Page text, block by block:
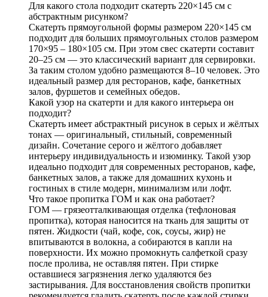
Для какого стола подходит скатерть 220×145 см с
абстрактным рисунком?
Скатерть прямоугольной формы размером 220×145 см
подходит для больших прямоугольных столов размером
170×95 – 180×105 см. При этом свес скатерти составит
20–25 см — это классический вариант для сервировки.
За таким столом удобно размещаются 8–10 человек. Это
идеальный размер для ресторанов, кафе, банкетных
залов, фуршетов и семейных обедов.
Какой узор на скатерти и для какого интерьера он
подходит?
Скатерть имеет абстрактный рисунок в серых и жёлтых
тонах — оригинальный, стильный, современный
дизайн. Сочетание серого и жёлтого добавляет
интерьеру индивидуальность и изюминку. Такой узор
идеально подходит для современных ресторанов, кафе,
банкетных залов, а также для домашних кухонь и
гостиных в стиле модерн, минимализм или лофт.
Что такое пропитка ГОМ и как она работает?
ГОМ — грязеотталкивающая отделка (тефлоновая
пропитка), которая наносится на ткань для защиты от
пятен. Жидкости (чай, кофе, сок, соусы, жир) не
впитываются в волокна, а собираются в капли на
поверхности. Их можно промокнуть салфеткой сразу
после пролива, не оставляя пятен. При стирке
оставшиеся загрязнения легко удаляются без
застирывания. Для восстановления свойств пропитки